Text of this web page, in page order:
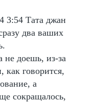
3:54 Тата джан
два ваших
доешь, из-за
говорится,
а
сокращалось,